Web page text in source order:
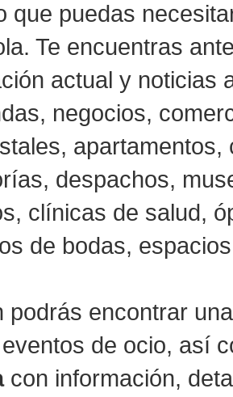
que puedas
Te encuentras
actual y noticias
negocios,
despachos,
clínicas de salud,
de bodas,
podrás encontrar
de ocio, así
con información,